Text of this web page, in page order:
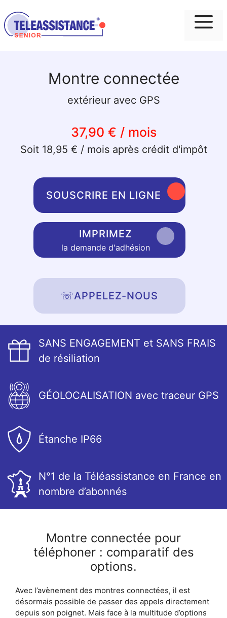
Montre connectée
extérieur avec GPS
37,90 € / mois
Soit 18,95 € / mois après crédit d'impôt
SOUSCRIRE EN LIGNE
IMPRIMEZ
la demande d'adhésion
☏APPELEZ-NOUS
SANS ENGAGEMENT et SANS FRAIS
de résiliation
GÉOLOCALISATION avec traceur GPS
Étanche IP66
N°1 de la Téléassistance en France en
nombre d’abonnés
Montre connectée pour
téléphoner : comparatif des
options.
Avec l’avènement des montres connectées, il est
désormais possible de passer des appels directement
depuis son poignet. Mais face à la multitude d’options